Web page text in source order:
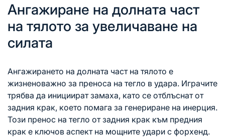
Ангажиране на долната част
на тялото за увеличаване на
силата
Ангажирането на долната част на тялото е
жизненоважно за преноса на тегло в удара. Играчите
трябва да инициират замаха, като се отблъснат от
задния крак, което помага за генериране на инерция.
Този пренос на тегло от задния крак към предния
крак е ключов аспект на мощните удари с форхенд.